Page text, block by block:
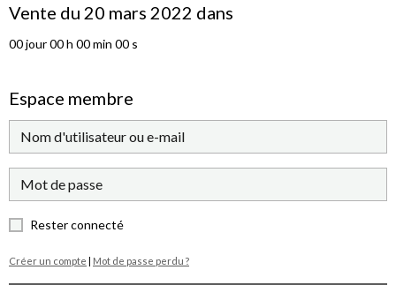
Vente du 20 mars 2022 dans
00jour00h 00min 00 s
Espace membre
Rester connecté
Créer un compte | Mot de passe perdu ?